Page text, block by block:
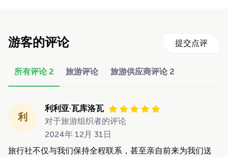
游客的评论 提交点评
所有评论 2 旅游评论 旅游供应商评论 2
利
利利亚·瓦库洛瓦
对于旅游组织者的评论
2024年 12月 31日
旅行社不仅与我们保持全程联系，甚至亲自前来为我们送